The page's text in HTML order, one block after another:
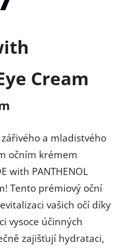
Cream
a mladistvého
očním krémem
with PANTHENOL
Tento prémiový oční
vašich očí díky
vysoce účinných
zajišťují hydrataci,